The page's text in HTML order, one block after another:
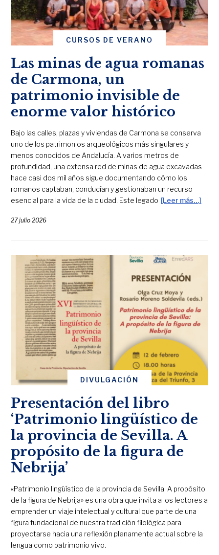
CURSOS DE VERANO
Las minas de agua romanas
de Carmona, un
patrimonio invisible de
enorme valor histórico
Bajo las calles, plazas y viviendas de Carmona se conserva
uno de los patrimonios arqueológicos más singulares y
menos conocidos de Andalucía. A varios metros de
profundidad, una extensa red de minas de agua excavadas
hace casi dos mil años sigue documentando cómo los
romanos captaban, conducían y gestionaban un recurso
esencial para la vida de la ciudad. Este legado [Leer más…]
27 julio 2026
DIVULGACIÓN
Presentación del libro
‘Patrimonio lingüístico de
la provincia de Sevilla. A
propósito de la figura de
Nebrija’
«Patrimonio lingüístico de la provincia de Sevilla. A propósito
de la figura de Nebrija» es una obra que invita a los lectores a
emprender un viaje intelectual y cultural que parte de una
figura fundacional de nuestra tradición filológica para
proyectarse hacia una reflexión plenamente actual sobre la
lengua como patrimonio vivo.